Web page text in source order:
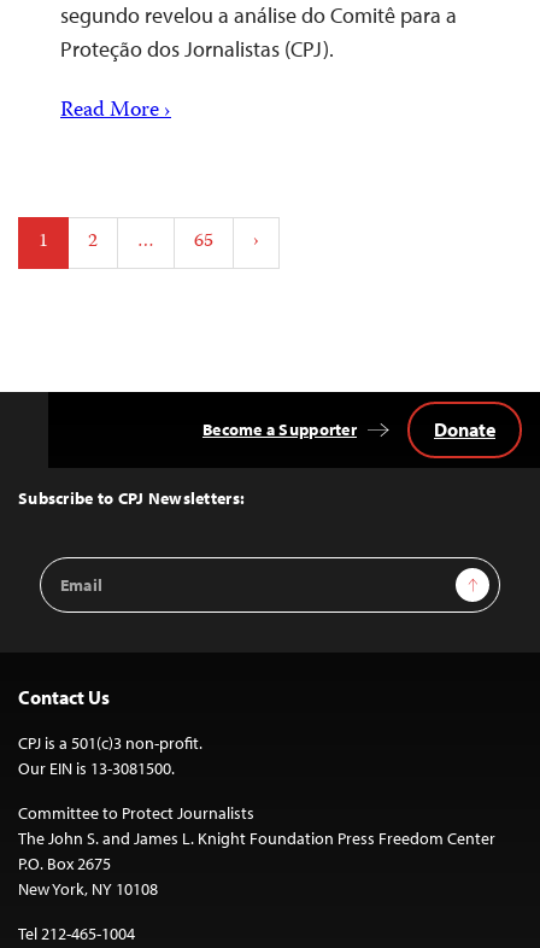
segundo revelou a análise do Comitê para a
Proteção dos Jornalistas (CPJ).
Read More ›
Posts
pagination
1 2 … 65 ›
Top
Subscribe to CPJ Newsletters:
Email
Address
Sign Up
Become a Supporter Donate
Contact Us
CPJ is a 501(c)3 non-profit.
Our EIN is 13-3081500.
Committee to Protect Journalists
The John S. and James L. Knight Foundation Press Freedom Center
P.O. Box 2675
New York, NY 10108
Tel 212-465-1004